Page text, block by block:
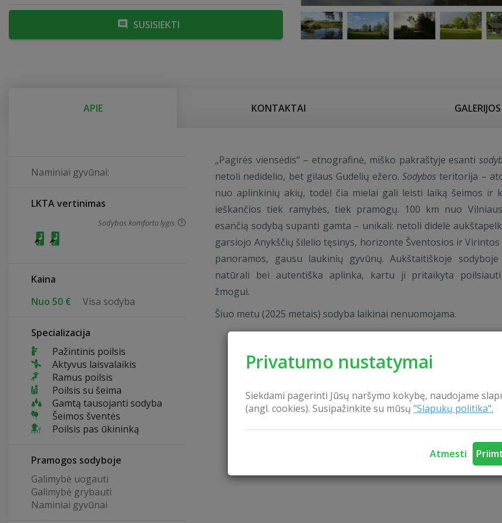
Privatumo nustatymai
Siekdami pagerinti Jūsų naršymo kokybę, naudojame
(angl. cookies). Susipažinkite su mūsų "Slapukų politika".
Atmesti
SUSISIEKTI
APIE KONTAKTAI GALERIJOS
Naminiai gyvūnai:
LKTA vertinimas
Sodybos komforto lygis
Kaina
Nuo 50 €
Visa sodyba
Specializacija
Pažintinis poilsis
Aktyvus laisvalaikis
Ramus poilsis
Poilsis su šeima
Gamtą tausojanti sodyba
Šeimos šventės
Poilsis pas ūkininką
Pramogos sodyboje
Galimybė uogauti
Galimybė grybauti
Naminiai gyvūnai
„Pagirės viensėdis“ – etnografinė, miško pakraštyje esanti
netoli nedidelio, bet gilaus Gudelių ežero.Sodybos teritorija –
nuo aplinkinių akių, todėl čia mielai gali leisti laiką šeimos ir
ieškančios tiek ramybės, tiek pramogų. 100 km nuo
esančią sodybą supanti gamta – unikali: netoli didelė
garsiojo Anykščių šilelio tęsinys, horizonte Šventosios ir
panoramos, gausu laukinių gyvūnų. Aukštaitiškoje
natūrali bei autentiška aplinka, kartu ji pritaikyta
žmogui.
Šiuo metu (2025 metais) sodyba laikinai nenuomojama.